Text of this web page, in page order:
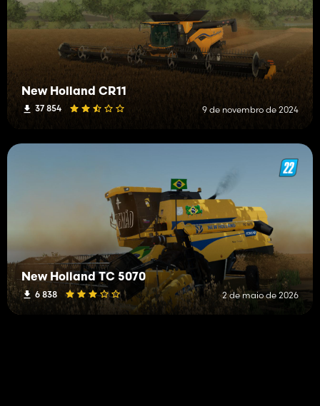
New Holland CR11
37 854 9 de novembro de 2024
New Holland TC 5070
6 838 2 de maio de 2026